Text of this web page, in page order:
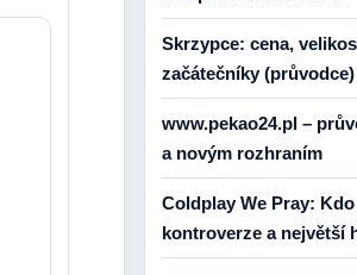
Skrzypce: cena,
začátečníky (průvodce)
www.pekao24.pl –
a novým rozhraním
Coldplay We Pray:
kontroverze a největší